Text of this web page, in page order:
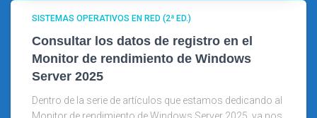
SISTEMAS OPERATIVOS EN RED (2ª ED.)
Consultar los datos de registro en el
Monitor de rendimiento de Windows
Server 2025
Dentro de la serie de artículos que estamos dedicando al